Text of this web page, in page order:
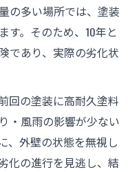
の多い場所では、塗装
す。そのため、10年と
であり、実際の劣化状
回の塗装に高耐久塗料
・風雨の影響が少ない
、外壁の状態を無視し
化の進行を見逃し、結